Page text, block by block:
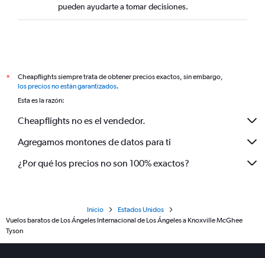
pueden ayudarte a tomar decisiones.
*
Cheapflights siempre trata de obtener precios exactos, sin embargo,
los precios no están garantizados.
Esta es la razón:
Cheapflights no es el vendedor.
Agregamos montones de datos para ti
¿Por qué los precios no son 100% exactos?
Inicio
Estados Unidos
Vuelos baratos de Los Ángeles Internacional de Los Ángeles a Knoxville McGhee
Tyson